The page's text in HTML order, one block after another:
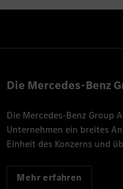
Die Mercedes-Benz
Die Mercedes-Benz Group
Unternehmen ein breites
Einheit des Konzerns und
Mehr erfahren